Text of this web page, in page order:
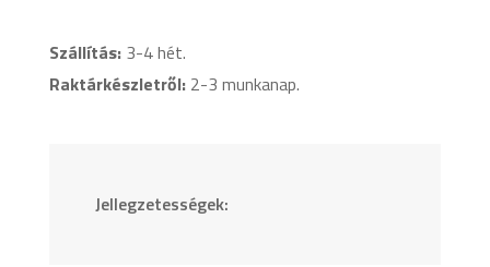
Szállítás:3-4 hét.
Raktárkészletről:2-3 munkanap.
Jellegzetességek: